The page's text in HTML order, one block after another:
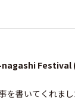
nagashi Festival
書いてくれまし